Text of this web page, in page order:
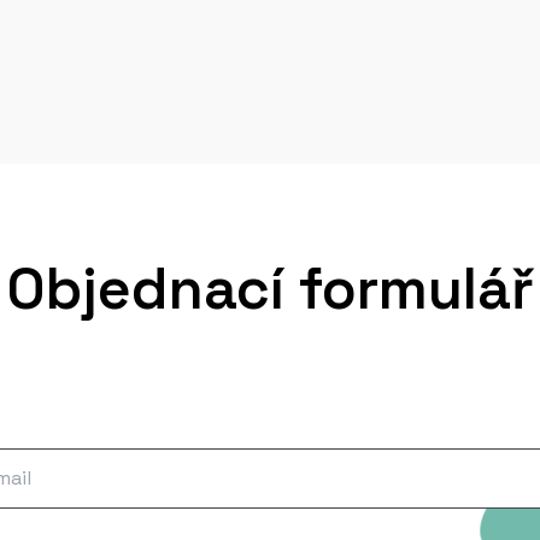
Olomouc
Ludvíka Kuby,Poděbrady
Jiřího Jílka, Šumperk
Objednací formulář